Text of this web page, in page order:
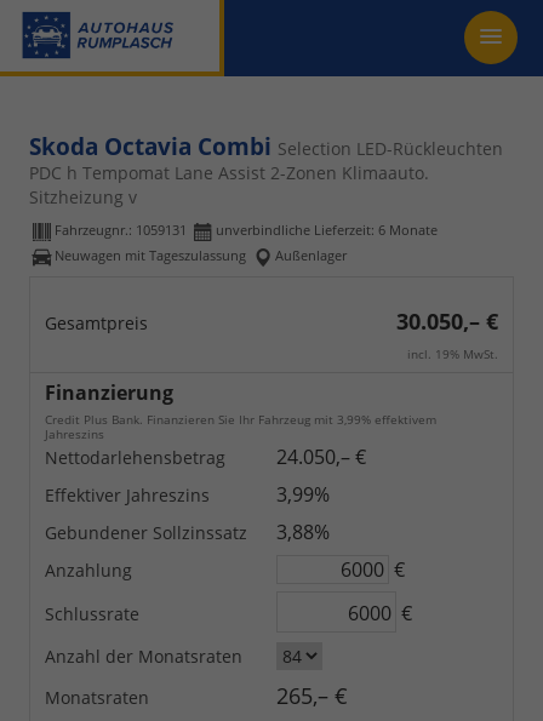
Skoda Octavia Combi Selection LED-Rückleuchten
PDC h Tempomat Lane Assist 2-Zonen Klimaauto.
Sitzheizung v
Fahrzeugnr.: 1059131 unverbindliche Lieferzeit: 6 Monate
Neuwagen mit Tageszulassung
Außenlager
Gesamtpreis 30.050,– €
incl. 19% MwSt.
Finanzierung
Credit Plus Bank. Finanzieren Sie Ihr Fahrzeug mit 3,99% effektivem
Jahreszins
Nettodarlehensbetrag 24.050,– €
Effektiver Jahreszins 3,99%
Gebundener Sollzinssatz 3,88%
Anzahlung €
Schlussrate €
Anzahl der Monatsraten
Monatsraten
265,– €